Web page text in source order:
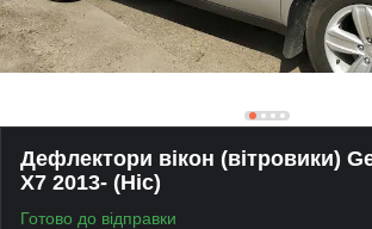
Дефлектори вікон (вітровики)
X7 2013- (Hic)
Готово до відправки